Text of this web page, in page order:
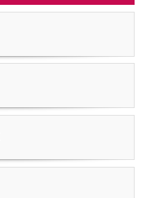
English